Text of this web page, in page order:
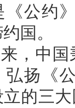
《公约
国。
，中
弘扬《
的三